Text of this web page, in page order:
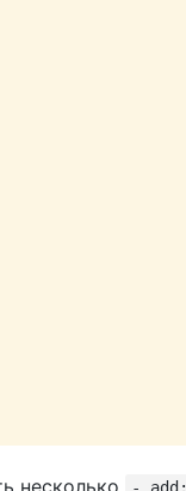
несколько - add: